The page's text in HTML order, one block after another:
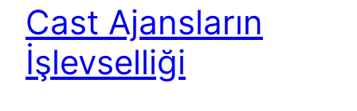
Cast Ajansların
İşlevselliği